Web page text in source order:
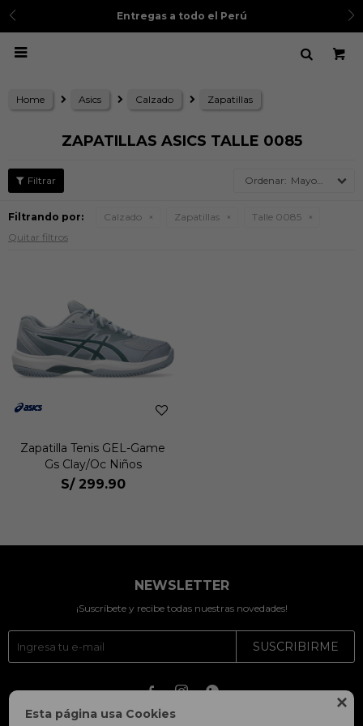

Esta página usa Cookies
Entregas a todo el Perú

Home Asics Calzado Zapatillas
ZAPATILLAS ASICS TALLE 0085
Mayor precio
Filtrando por: Calzado Zapatillas
Talle 0085
Quitar filtros
Zapatilla Tenis GEL-Game
Gs Clay/Oc Niños
S/ 299.90
NEWSLETTER
¡Suscríbete y recibe todas nuestras novedades!
SUSCRIBIRME
  